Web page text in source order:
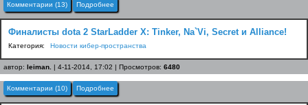
Комментарии (13) Подробнее
Финалисты dota 2 StarLadder X: Tinker, Na`Vi, Secret и Alliance!
Категория: Новости кибер-пространства
автор: leiman. | 4-11-2014, 17:02 | Просмотров: 6480
Комментарии (10) Подробнее